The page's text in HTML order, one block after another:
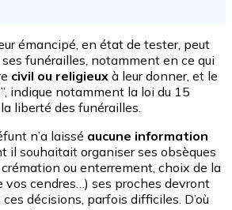
émancipé, en état de tester, peut
ses funérailles, notamment en ce qui
civil ou religieux à leur donner, et le
”, indique notamment la loi du 15
liberté des funérailles.
n’a laissé aucune information
il souhaitait organiser ses obsèques
ou enterrement, choix de la
vos cendres…) ses proches devront
décisions, parfois difficiles. D’où